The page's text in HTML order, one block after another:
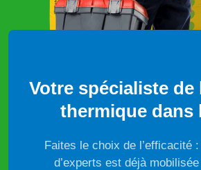
Votre spécialiste
thermique dans
Faites le choix de l’efficacité
d’experts est déjà